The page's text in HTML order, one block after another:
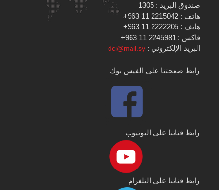
صندوق البريد : 1305
هاتف : 2215042 11 963+
هاتف : 2222205 11 963+
فاكس : 2245981 11 963+
البريد الإلكتروني :dci@mail.sy
رابط صفحتنا على الفيس بوك
رابط قناتنا على اليوتيوب
رابط قناتنا على التلغرام